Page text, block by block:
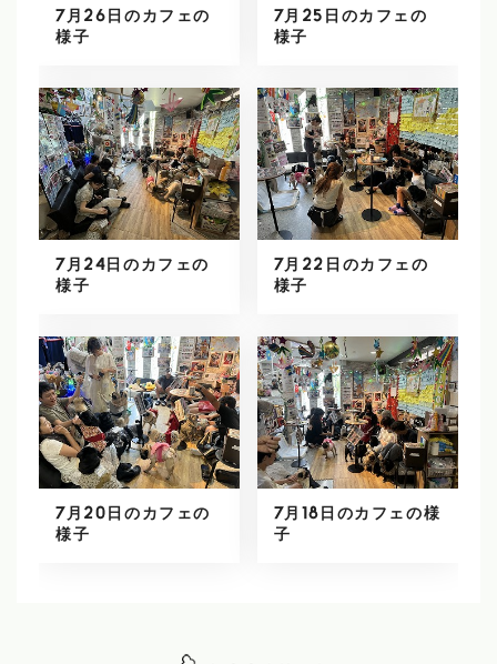
7月26日のカフェの
様子
7月25日のカフェの
様子
7月24日のカフェの
様子
7月22日のカフェの
様子
7月20日のカフェの
様子
7月18日のカフェの様
子